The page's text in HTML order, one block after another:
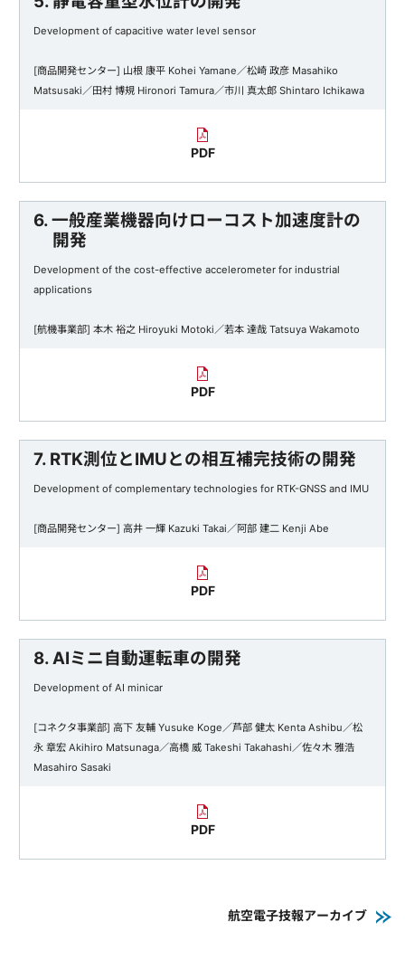
Development of capacitive water level sensor
[商品開発センター] 山根 康平 Kohei Yamane／松崎 政彦 Masahiko
Matsusaki／田村 博規 Hironori Tamura／市川 真太郎 Shintaro Ichikawa
PDF
6. 一般産業機器向けローコスト加速度計の
開発
Development of the cost-effective accelerometer for industrial
applications
[航機事業部] 本木 裕之 Hiroyuki Motoki／若本 達哉 Tatsuya Wakamoto
PDF
7. RTK測位とIMUとの相互補完技術の開発
Development of complementary technologies for RTK-GNSS and IMU
[商品開発センター] 高井 一輝 Kazuki Takai／阿部 建二 Kenji Abe
PDF
8. AIミニ自動運転車の開発
Development of AI minicar
[コネクタ事業部] 高下 友輔 Yusuke Koge／芦部 健太 Kenta Ashibu／松
永 章宏 Akihiro Matsunaga／高橋 威 Takeshi Takahashi／佐々木 雅浩
Masahiro Sasaki
PDF
航空電子技報アーカイブ